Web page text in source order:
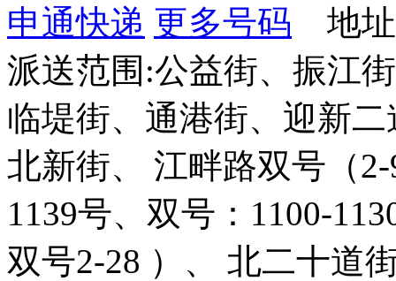
申通快递 更多号码 地址
派送范围:公益街、振江
临堤街、通港街、迎新
北新街、 江畔路双号（
1139号、双号：1100-
双号2-28 ）、 北二十道